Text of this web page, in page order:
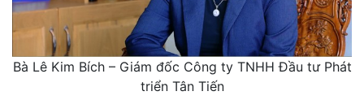
Bà Lê Kim Bích – Giám đốc Công ty TNHH Đầu tư Phát
triển Tân Tiến